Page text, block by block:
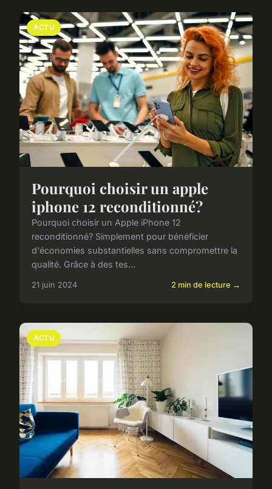
ACTU
Pourquoi choisir un apple
iphone 12 reconditionné?
Pourquoi choisir un Apple iPhone 12
reconditionné? Simplement pour bénéficier
d'économies substantielles sans compromettre la
qualité. Grâce à des tes...
21 juin 2024 2 min de lecture →
ACTU